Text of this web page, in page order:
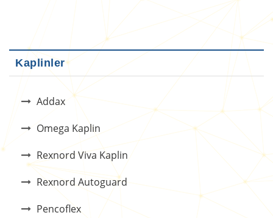
Kaplinler
Addax
Omega Kaplin
Rexnord Viva Kaplin
Rexnord Autoguard
Pencoflex